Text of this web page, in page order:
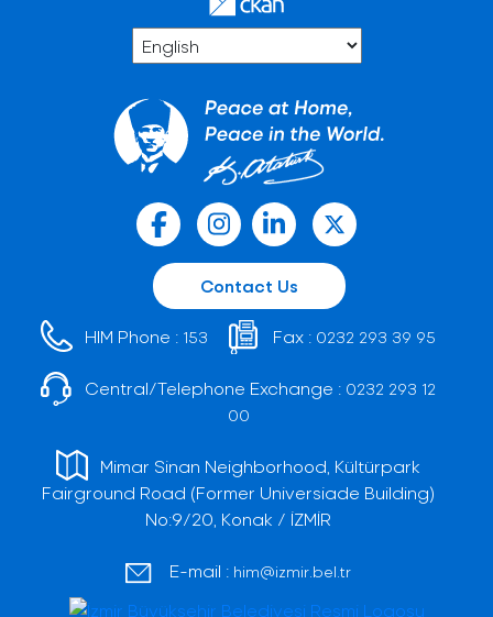
Contact Us
HIM Phone : 153 Fax : 0232 293 39 95
Central/Telephone Exchange : 0232 293 12
00
Mimar Sinan Neighborhood, Kültürpark
Fairground Road (Former Universiade Building)
No:9/20, Konak / İZMİR
E-mail : him@izmir.bel.tr